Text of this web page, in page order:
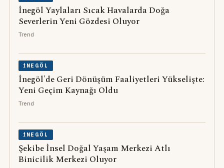
İnegöl Yaylaları Sıcak Havalarda Doğa
Severlerin Yeni Gözdesi Oluyor
Trend
İNEGÖL
İnegöl'de Geri Dönüşüm Faaliyetleri Yükselişte:
Yeni Geçim Kaynağı Oldu
Trend
İNEGÖL
Şekibe İnsel Doğal Yaşam Merkezi Atlı
Binicilik Merkezi Oluyor